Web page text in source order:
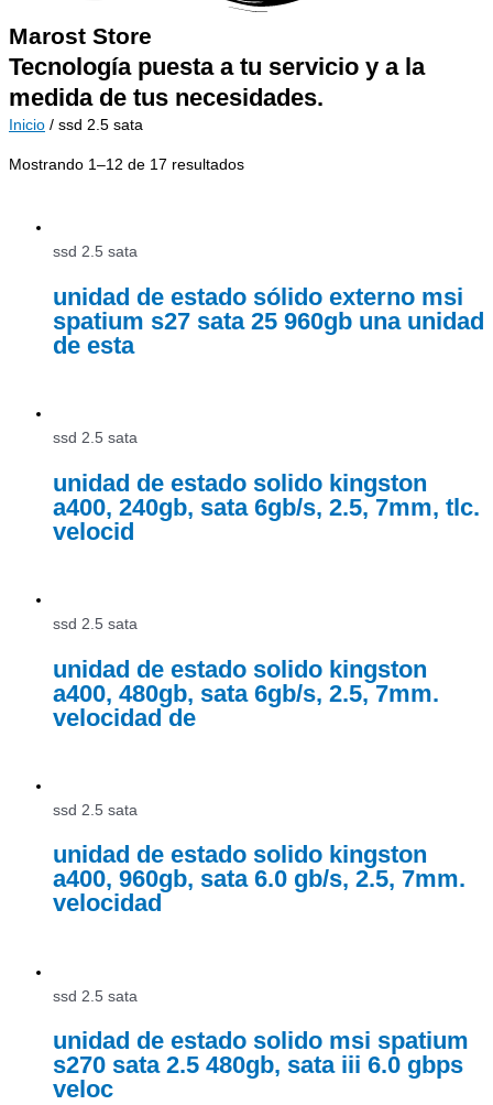
Marost Store
Tecnología puesta a tu servicio y a la
medida de tus necesidades.
Inicio / ssd 2.5 sata
Mostrando 1–12 de 17 resultados
ssd 2.5 sata
unidad de estado sólido externo msi
spatium s27 sata 25 960gb una unidad
de esta
ssd 2.5 sata
unidad de estado solido kingston
a400, 240gb, sata 6gb/s, 2.5, 7mm, tlc.
velocid
ssd 2.5 sata
unidad de estado solido kingston
a400, 480gb, sata 6gb/s, 2.5, 7mm.
velocidad de
ssd 2.5 sata
unidad de estado solido kingston
a400, 960gb, sata 6.0 gb/s, 2.5, 7mm.
velocidad
ssd 2.5 sata
unidad de estado solido msi spatium
s270 sata 2.5 480gb, sata iii 6.0 gbps
veloc